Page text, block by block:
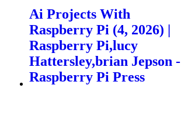
Ai Projects With
Raspberry Pi (4, 2026) |
Raspberry Pi,lucy
Hattersley,brian Jepson -
Raspberry Pi Press